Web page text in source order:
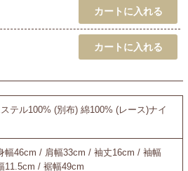
テル100% (別布) 綿100% (レース)ナイ
幅46cm / 肩幅33cm / 袖丈16cm / 袖幅
11.5cm / 裾幅49cm